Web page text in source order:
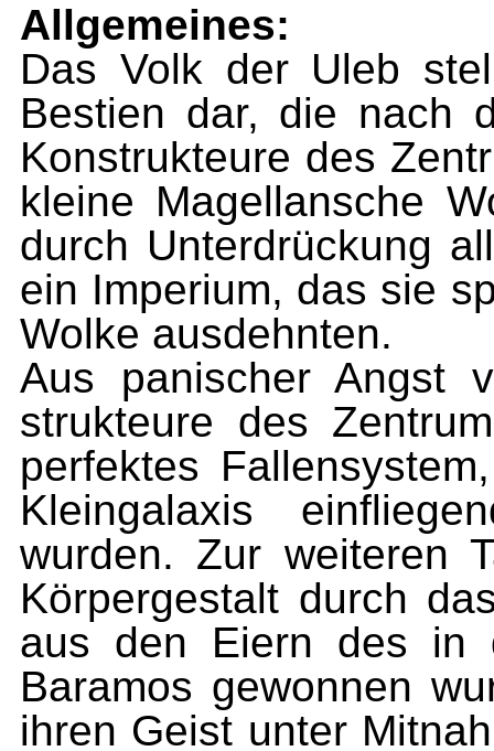
Allgemeines:
Das Volk der Uleb
Bestien dar, die nach
Konstrukteure des
kleine Magellansche
durch Unterdrückung
ein Imperium, das sie
Wolke ausdehnten.
Aus panischer Angst
strukteure des
perfektes
Kleingalaxis
wurden. Zur weiteren
Körpergestalt durch
aus den Eiern des in
Baramos gewonnen
ihren Geist unter